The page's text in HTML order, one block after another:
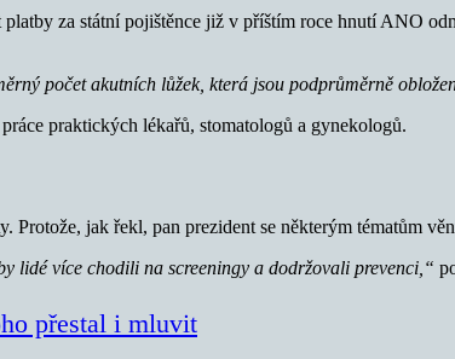
za státní pojištěnce již v příštím roce hnutí ANO
počet akutních lůžek, která jsou podprůměrně
praktických lékařů, stomatologů a gynekologů.
Protože, jak řekl, pan prezident se některým tématům
lidé více chodili na screeningy a dodržovali prevenci,“
přestal i mluvit